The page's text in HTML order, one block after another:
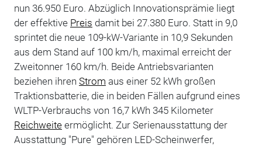
nun 36.950 Euro. Abzüglich Innovationsprämie liegt
der effektive Preis damit bei 27.380 Euro. Statt in 9,0
sprintet die neue 109-kW-Variante in 10,9 Sekunden
aus dem Stand auf 100 km/h, maximal erreicht der
Zweitonner 160 km/h. Beide Antriebsvarianten
beziehen ihren Strom aus einer 52 kWh großen
Traktionsbatterie, die in beiden Fällen aufgrund eines
WLTP-Verbrauchs von 16,7 kWh 345 Kilometer
Reichweiteermöglicht. Zur Serienausstattung der
Ausstattung "Pure" gehören LED-Scheinwerfer,